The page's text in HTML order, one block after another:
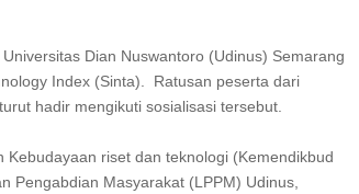
Dian Nuswantoro (Udinus) Semarang
Index (Sinta). Ratusan peserta dari
hadir mengikuti sosialisasi tersebut.
riset dan teknologi (Kemendikbud
Pengabdian Masyarakat (LPPM) Udinus,